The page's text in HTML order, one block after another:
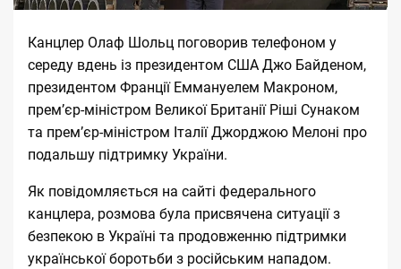
Канцлер Олаф Шольц поговорив телефоном у
середу вдень із президентом США Джо Байденом,
президентом Франції Еммануелем Макроном,
прем’єр-міністром Великої Британії Ріші Сунаком
та прем’єр-міністром Італії Джорджою Мелоні про
подальшу підтримку України.
Як повідомляється на сайті федерального
канцлера, розмова була присвячена ситуації з
безпекою в Україні та продовженню підтримки
української боротьби з російським нападом.